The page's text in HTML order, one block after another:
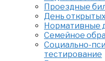
Проездные
День
Нормативные
Семейное
Cоциально-
тестирование